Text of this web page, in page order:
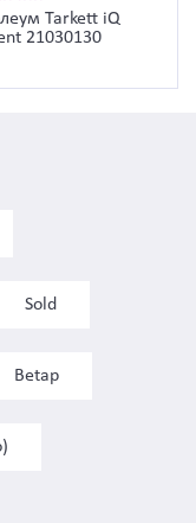
Tarkett iQ
21030130
Sold
Betap